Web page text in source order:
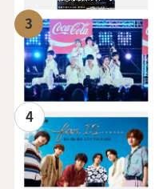
3
4